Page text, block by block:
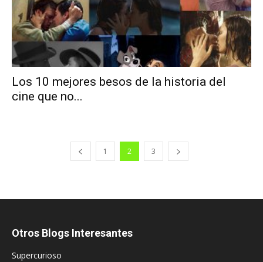
Los 10 mejores besos de la historia del
cine que no...
1 2 3
Otros Blogs Interesantes
Supercurioso